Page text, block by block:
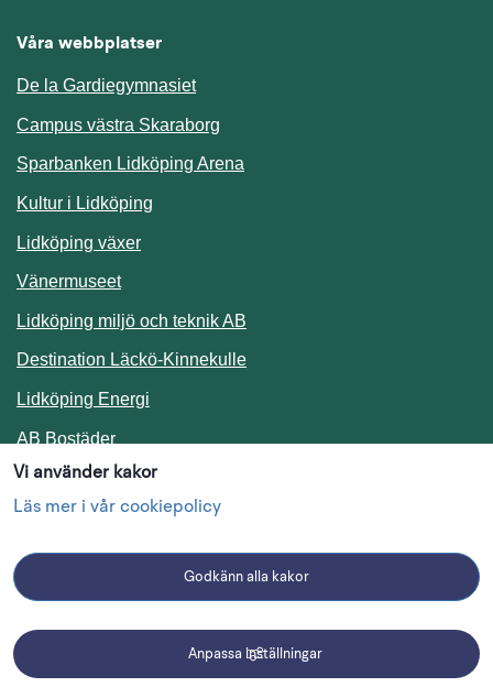
Vi använder kakor
Läs mer i vår cookiepolicy
Godkänn alla kakor
Anpassa inställningar
Våra webbplatser
De la Gardiegymnasiet
Campus västra Skaraborg
Sparbanken Lidköping Arena
Kultur i Lidköping
Lidköping växer
Vänermuseet
Lidköping miljö och teknik AB
Destination Läckö-KinnekulleLänk till annan webbplats.
Lidköping Energi
AB BostäderLänk till annan webbplats.
Följ oss i sociala medier
Linkedin